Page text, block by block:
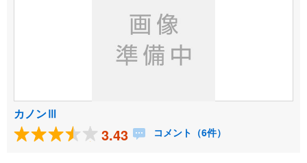
カノンⅢ
3.43 コメント（6件）